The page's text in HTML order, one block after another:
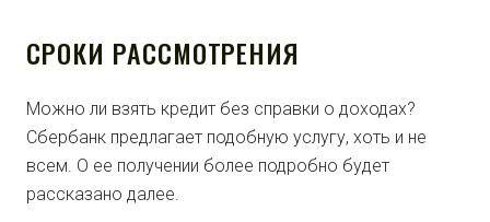
СРОКИ РАССМОТРЕНИЯ
Можно ли взять кредит без справки о доходах?
Сбербанк предлагает подобную услугу, хоть и не
всем. О ее получении более подробно будет
рассказано далее.